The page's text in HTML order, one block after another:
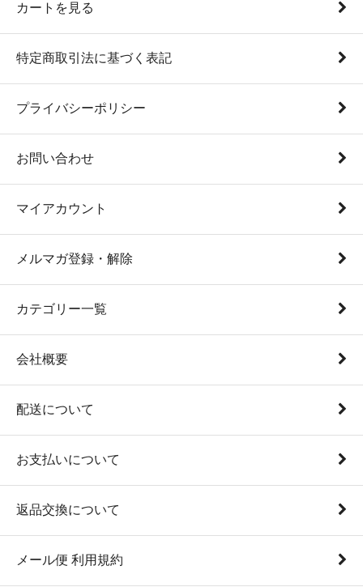
カートを見る
特定商取引法に基づく表記
プライバシーポリシー
お問い合わせ
マイアカウント
メルマガ登録・解除
カテゴリー一覧
会社概要
配送について
お支払いについて
返品交換について
メール便 利用規約